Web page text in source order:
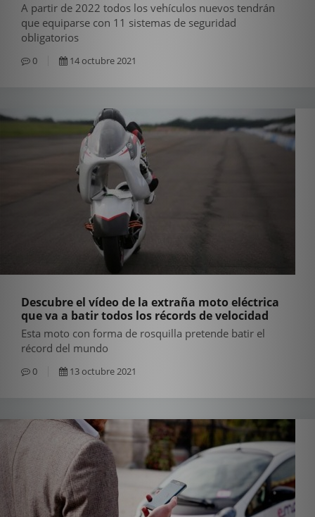
A partir de 2022 todos los vehículos nuevos tendrán
que equiparse con 11 sistemas de seguridad
obligatorios
0 14 octubre 2021
Descubre el vídeo de la extraña moto eléctrica
que va a batir todos los récords de velocidad
Esta moto con forma de rosquilla pretende batir el
récord del mundo
0 13 octubre 2021